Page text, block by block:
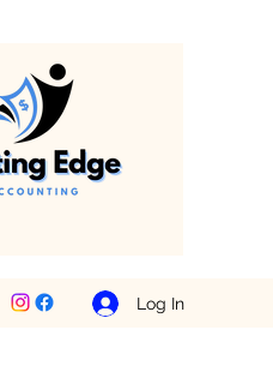
Log In